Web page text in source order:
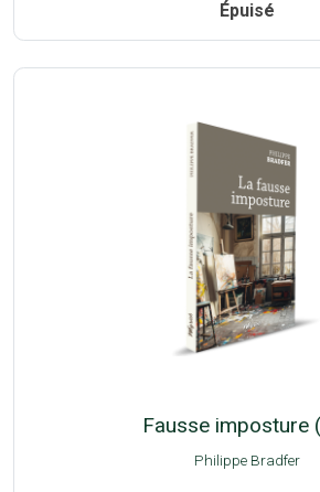
Épuisé
Fausse imposture
Philippe Bradfer